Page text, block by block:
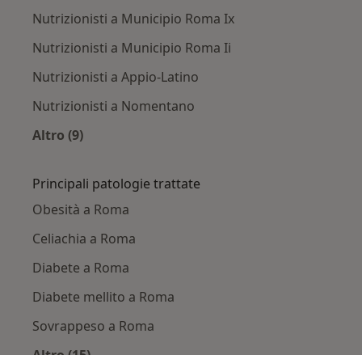
Nutrizionisti a Municipio Roma Ix
Nutrizionisti a Municipio Roma Ii
Nutrizionisti a Appio-Latino
Nutrizionisti a Nomentano
Altro (9)
Principali patologie trattate
Obesità a Roma
Celiachia a Roma
Diabete a Roma
Diabete mellito a Roma
Sovrappeso a Roma